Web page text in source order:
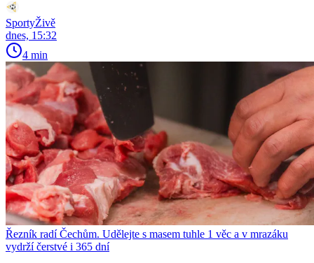
SportyŽivě
dnes, 15:32
4 min
Řezník radí Čechům. Udělejte s masem tuhle 1 věc a v mrazáku
vydrží čerstvé i 365 dní